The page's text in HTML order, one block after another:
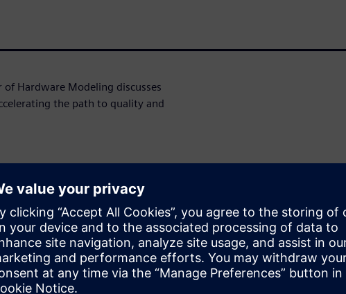
of Hardware Modeling discusses
the path to quality and